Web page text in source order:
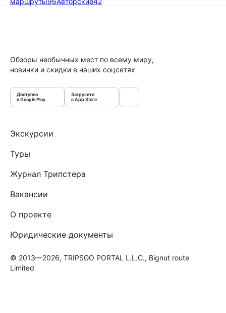
Обзоры необычных мест по всему миру,
новинки и скидки в наших соцсетях
Доступно
в Google Play
Загрузите
в App Store
Экскурсии
Туры
Журнал Трипстера
Вакансии
О проекте
Юридические документы
© 2013—2026, TRIPSGO PORTAL L.L.C., Bignut route
Limited